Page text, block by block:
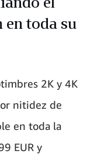
toda su
2K y 4K
nitidez de
en toda la
EUR y